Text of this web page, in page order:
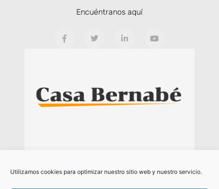
Utilizamos cookies para optimizar nuestro sitio web y nuestro servicio.
Encuéntranos aquí